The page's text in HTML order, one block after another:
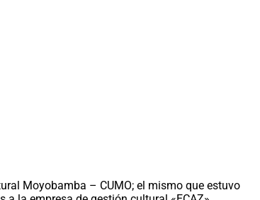
Moyobamba – CUMO; el mismo que estuvo